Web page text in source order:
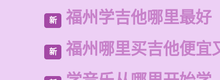
新 福州学吉他哪里最好
新 福州哪里买吉他便宜